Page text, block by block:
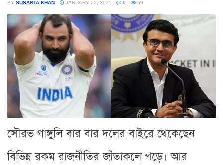
BY SUSANTA KHAN JANUARY 22, 2025 0 69
সৌরভ গাঙ্গুলি বার বার দলের বাইরে থেকেছেন
বিভিন্ন রকম রাজনীতির জাঁতাকলে পড়ে। আর